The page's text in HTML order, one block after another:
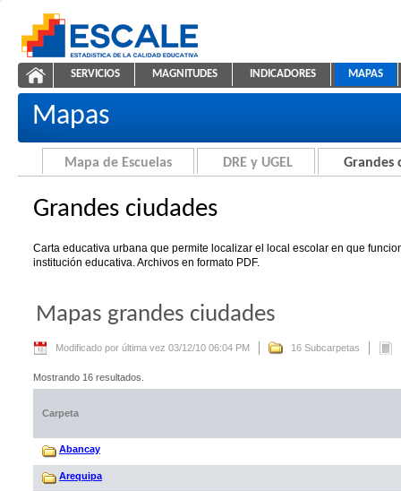
ESCALE - Unidad de Estadística Educativa
Grandes ciudades
NAVEGACIÓN
SERVICIOS MAGNITUDES INDICADORES MAPAS
Mapas
Mapa de Escuelas DRE y UGEL Grandes
Grandes ciudades
Carta educativa urbana que permite localizar el local escolar en que
institución educativa. Archivos en formato PDF.
Mapas grandes ciudades
Modificado por última vez 03/12/10 06:04 PM 16 Subcarpetas
Mostrando 16 resultados.
Carpeta
Abancay
Arequipa